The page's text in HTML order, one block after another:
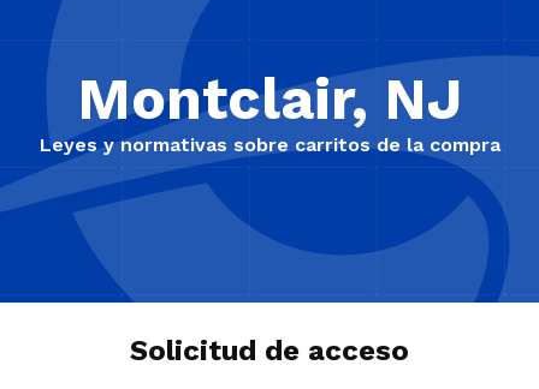
Montclair, NJ
Leyes y normativas sobre carritos de la compra
Solicitud de acceso